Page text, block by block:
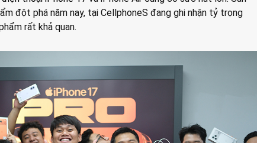
đột phá năm nay, tại CellphoneS đang ghi nhận tỷ trọng
rất khả quan.